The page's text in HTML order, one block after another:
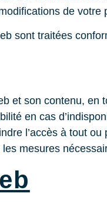
de votre
sont traitées
et son contenu,
en cas
l’accès à tout
mesures